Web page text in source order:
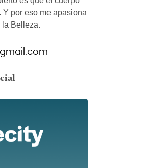
por eso me apasiona
la Belleza.